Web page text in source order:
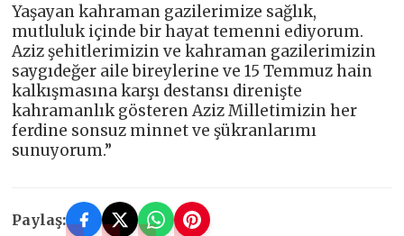
Yaşayan kahraman gazilerimize sağlık,
mutluluk içinde bir hayat temenni ediyorum.
Aziz şehitlerimizin ve kahraman gazilerimizin
saygıdeğer aile bireylerine ve 15 Temmuz hain
kalkışmasına karşı destansı direnişte
kahramanlık gösteren Aziz Milletimizin her
ferdine sonsuz minnet ve şükranlarımı
sunuyorum.”
Paylaş: